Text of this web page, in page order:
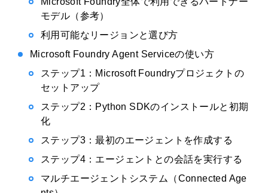
モデル（参考）
利用可能なリージョンと選び方
Microsoft Foundry Agent Serviceの使い方
ステップ1：Microsoft Foundryプロジェクトの
セットアップ
ステップ2：Python SDKのインストールと初期
化
ステップ3：最初のエージェントを作成する
ステップ4：エージェントとの会話を実行する
マルチエージェントシステム（Connected Age